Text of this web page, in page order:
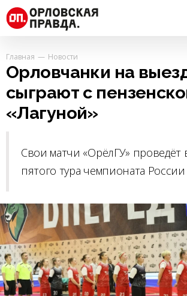
Главная Новости
Орловчанки на
сыграют с
«Лагуной»
Свои матчи «ОрёлГУ» проведёт
пятого тура чемпионата России